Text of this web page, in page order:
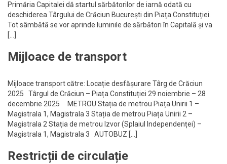
Primăria Capitalei dă startul sărbătorilor de iarnă odată cu
deschiderea Târgului de Crăciun București din Piața Constituției.
Tot sâmbătă se vor aprinde luminile de sărbători în Capitală și va
[…]
Mijloace de transport
Mijloace transport către: Locație desfășurare Târg de Crăciun
2025 Târgul de Crăciun – Piața Constituției 29 noiembrie – 28
decembrie 2025 METROU Stația de metrou Piața Unirii 1 –
Magistrala 1, Magistrala 3 Stația de metrou Piața Unirii 2 –
Magistrala 2 Stația de metrou Izvor (Splaiul Independenței) –
Magistrala 1, Magistrala 3 AUTOBUZ […]
Restricții de circulație